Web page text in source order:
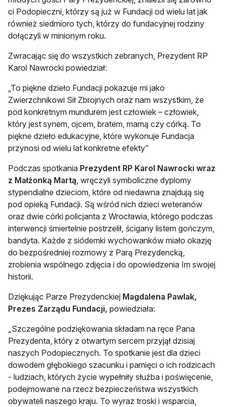
ci Podopieczni, którzy są już w Fundacji od wielu lat jak
również siedmioro tych, którzy do fundacyjnej rodziny
dołączyli w minionym roku.
Zwracając się do wszystkich zebranych, Prezydent RP
Karol Nawrocki powiedział:
„To piękne dzieło Fundacji pokazuje mi jako
Zwierzchnikowi Sił Zbrojnych oraz nam wszystkim, że
pod konkretnym mundurem jest człowiek – człowiek,
który jest synem, ojcem, bratem, mamą czy córką. To
piękne dzieło edukacyjne, które wykonuje Fundacja
przynosi od wielu lat konkretne efekty”
Podczas spotkania Prezydent RP Karol Nawrocki wraz
z Małżonką Martą, wręczyli symboliczne dyplomy
stypendialne dzieciom, które od niedawna znajdują się
pod opieką Fundacji. Są wśród nich dzieci weteranów
oraz dwie córki policjanta z Wrocławia, którego podczas
interwencji śmiertelnie postrzelił, ścigany listem gończym,
bandyta. Każde z siódemki wychowanków miało okazję
do bezpośredniej rozmowy z Parą Prezydencką,
zrobienia wspólnego zdjęcia i do opowiedzenia Im swojej
historii.
Dziękując Parze Prezydenckiej Magdalena Pawlak,
Prezes Zarządu Fundacji, powiedziała:
„Szczególne podziękowania składam na ręce Pana
Prezydenta, który z otwartym sercem przyjął dzisiaj
naszych Podopiecznych. To spotkanie jest dla dzieci
dowodem głębokiego szacunku i pamięci o ich rodzicach
- ludziach, których życie wypełniły służba i poświęcenie,
podejmowane na rzecz bezpieczeństwa wszystkich
obywateli naszego kraju. To wyraz troski i wsparcia,